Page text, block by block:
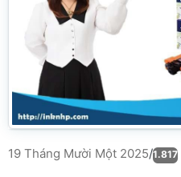
19 Tháng Mười Một 2025/1.817